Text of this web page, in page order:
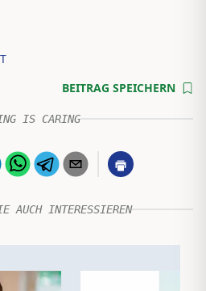
BEITRAG SPEICHERN
IS CARING
AUCH INTERESSIEREN